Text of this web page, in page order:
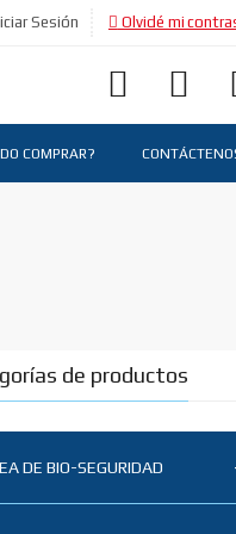
Sesión Olvidé mi
COMPRAR?
de productos
DE BIO-SEGURIDAD